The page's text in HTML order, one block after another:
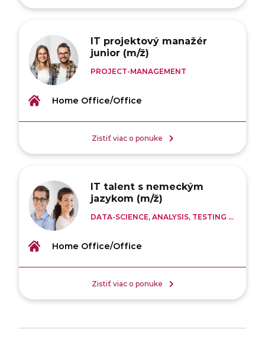
IT projektový manažér
junior (m/ž)
PROJECT-MANAGEMENT
Home Office/Office
Zistiť viac o ponuke
IT talent s nemeckým
jazykom (m/ž)
DATA-SCIENCE, ANALYSIS, TESTING ...
Home Office/Office
Zistiť viac o ponuke